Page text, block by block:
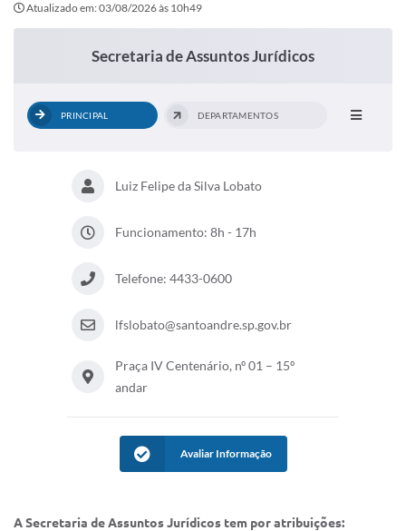
Contas Públicas
Declaração de Rendimentos
Iluminação Pública
Atualizado em: 03/08/2026 às 10h49
Secretaria de Assuntos Jurídicos
PRINCIPAL DEPARTAMENTOS
Luiz Felipe da Silva Lobato
Funcionamento: 8h - 17h
Telefone: 4433-0600
lfslobato@santoandre.sp.gov.br
Praça IV Centenário, nº 01 – 15º
andar
Avaliar Informação
A Secretaria de Assuntos Jurídicos tem por atribuições: